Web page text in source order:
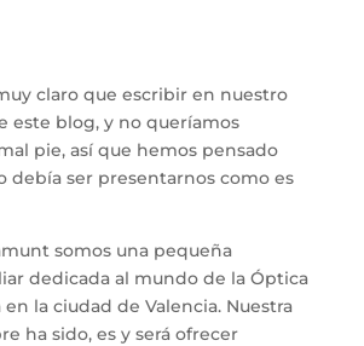
claro que escribir en nuestro
este blog, y no queríamos
pie, así que hemos pensado
debía ser presentarnos como es
somos una pequeña
dedicada al mundo de la Óptica
la ciudad de Valencia. Nuestra
ha sido, es y será ofrecer